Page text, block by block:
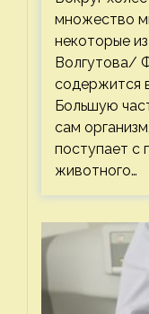
множество
некоторые
Волгутова/
содержится
Большую
сам
поступает с
животного…